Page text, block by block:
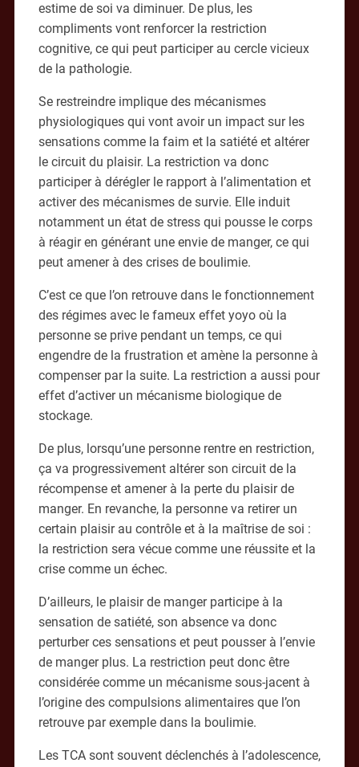
estime de soi va diminuer. De plus, les
compliments vont renforcer la restriction
cognitive, ce qui peut participer au cercle vicieux
de la pathologie.
Se restreindre implique des mécanismes
physiologiques qui vont avoir un impact sur les
sensations comme la faim et la satiété et altérer
le circuit du plaisir. La restriction va donc
participer à dérégler le rapport à l’alimentation et
activer des mécanismes de survie. Elle induit
notamment un état de stress qui pousse le corps
à réagir en générant une envie de manger, ce qui
peut amener à des crises de boulimie.
C’est ce que l’on retrouve dans le fonctionnement
des régimes avec le fameux effet yoyo où la
personne se prive pendant un temps, ce qui
engendre de la frustration et amène la personne à
compenser par la suite. La restriction a aussi pour
effet d’activer un mécanisme biologique de
stockage.
De plus, lorsqu’une personne rentre en restriction,
ça va progressivement altérer son circuit de la
récompense et amener à la perte du plaisir de
manger. En revanche, la personne va retirer un
certain plaisir au contrôle et à la maîtrise de soi :
la restriction sera vécue comme une réussite et la
crise comme un échec.
D’ailleurs, le plaisir de manger participe à la
sensation de satiété, son absence va donc
perturber ces sensations et peut pousser à l’envie
de manger plus. La restriction peut donc être
considérée comme un mécanisme sous-jacent à
l’origine des compulsions alimentaires que l’on
retrouve par exemple dans la boulimie.
Les TCA sont souvent déclenchés à l’adolescence,